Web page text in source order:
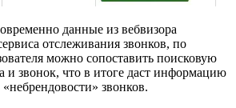
данные из вебвизора
отслеживания звонков, по
можно сопоставить поисковую
и звонок, что в итоге даст информацию
звонков.